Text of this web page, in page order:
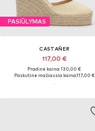
PASIŪLYMAS
CASTAÑER
117,00 €
Pradinė kaina: 130,00 €
Paskutinė mažiausia kaina:117,00 €